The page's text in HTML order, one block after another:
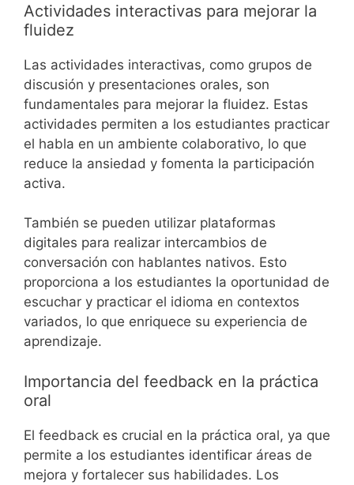
Actividades interactivas para mejorar la
fluidez
Las actividades interactivas, como grupos de
discusión y presentaciones orales, son
fundamentales para mejorar la fluidez. Estas
actividades permiten a los estudiantes practicar
el habla en un ambiente colaborativo, lo que
reduce la ansiedad y fomenta la participación
activa.
También se pueden utilizar plataformas
digitales para realizar intercambios de
conversación con hablantes nativos. Esto
proporciona a los estudiantes la oportunidad de
escuchar y practicar el idioma en contextos
variados, lo que enriquece su experiencia de
aprendizaje.
Importancia del feedback en la práctica
oral
El feedback es crucial en la práctica oral, ya que
permite a los estudiantes identificar áreas de
mejora y fortalecer sus habilidades. Los